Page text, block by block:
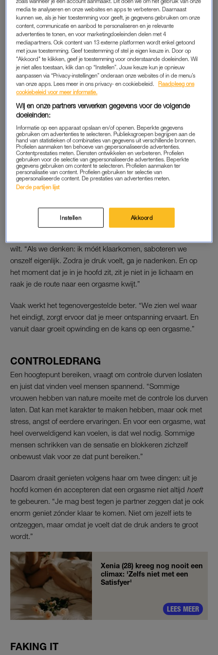
Komt diegene klaar? Daardoor zitten we vooral in ons hoofd,
terwijl opwinding juist ontstaat als je voelt.”
Lena (22) kan zonder
aanraking klaarkomen: 'Soms
midden in de klas tijdens
tentamens'
TAAKMODUS
Vooral vrouwen schieten volgens de seksuoloog vaak in een
pleasende rol. “Wat ik veel hoor, is: ‘Mij maakt het niet uit, als
hij maar geniet.’ Maar als je seks benadert alsof je een taak
uitvoert voor iemand anders, blokkeer je vaak je eigen
opwinding. Je brein krijgt dan niet het signaal dat seks ook iets
tevreden zijn. Daardoor raak je minder diep opgewonden.”
wilt. “Als we denken: ik móét klaarkomen, saboteren we
onszelf eigenlijk. Zodra je druk voelt, ga je nadenken. En op
het moment dat je in je hoofd zit, zit je niet in je lichaam en
raak je de route naar een orgasme kwijt.”
Vaak werkt het tegenovergestelde beter. “We zien wel waar
het eindigt, zorgt ervoor dat je meer ontspanning ervaart. En
vanuit daar groeit opwinding en de kans op een orgasme.”
CONTROLEDRANG
Een hoogtepunt bereiken, vraagt om controle durven loslaten
en juist dat vinden veel mensen spannend. “Sommige
vrouwen hebben van nature moeite met de controle los durven
laten. Dat kan met karakter te maken hebben, maar ook met
stress, angst of eerdere ervaringen. En voor een orgasme, wat
heel overweldigend kan voelen, is dat wel nodig. Sommige
mensen schrikken van de sensatie en blokkeren zichzelf
onbewust vlak voor ze dat punt bereiken.”
Daarom draait genieten volgens haar om twee dingen: uit je
hoofd komen én accepteren dat een orgasme niet altijd hoeft
te gebeuren. “Je mag best tegen je partner zeggen dat je ook
enorm geniet zónder klaar te komen. Niet om jezelf iets te
ontzeggen, maar omdat je voelt dat de druk anders te groot
wordt.”
Xenia (28) kreeg nog nooit een
climax: 'Zelfs niet met een
Satisfyer'
LEES MEER
FAKING IT
media te analyseren en onze websites en apps te verbeteren. Daarnaast
kunnen we, als je hier toestemming voor geeft, je gegevens gebruiken om onze
content, communicatie en aanbod te personaliseren en je relevante
advertenties te tonen, en voor marketingdoeleinden delen met 4
mediapartners. Ook content van 13 externe platformen wordt enkel getoond
met jouw toestemming. Geef toestemming of stel je eigen keuze in. Door op
"Akkoord" te klikken, geef je toestemming voor onderstaande doeleinden. Wil
je niet alles toestaan, klik dan op “Instellen”. Jouw keuze kun je opnieuw
aanpassen via “Privacy-instellingen” onderaan onze websites of in de menu’s
van onze apps. Lees meer in ons privacy- en cookiebeleid.
Raadpleeg ons
cookiebeleid voor meer informatie.
Wij en onze partners verwerken gegevens voor de volgende
doeleinden:
Informatie op een apparaat opslaan en/of openen. Beperkte gegevens
gebruiken om advertenties te selecteren. Publieksgroepen begrijpen aan de
hand van statistieken of combinaties van gegevens uit verschillende bronnen.
Profielen aanmaken ten behoeve van gepersonaliseerde advertenties.
Contentprestaties meten. Diensten ontwikkelen en verbeteren. Profielen
gebruiken voor de selectie van gepersonaliseerde advertenties. Beperkte
gegevens gebruiken om content te selecteren. Profielen aanmaken ter
personalisatie van content. Profielen gebruiken ter selectie van
gepersonaliseerde content. De prestaties van advertenties meten.
Derde partijen lijst
Instellen Akkoord